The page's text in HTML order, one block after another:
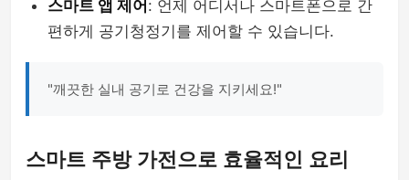
스마트 앱 제어 : 언제 어디서나 스마트폰으로 간
편하게 공기청정기를 제어할 수 있습니다.
"깨끗한 실내 공기로 건강을 지키세요!"
스마트 주방 가전으로 효율적인 요리